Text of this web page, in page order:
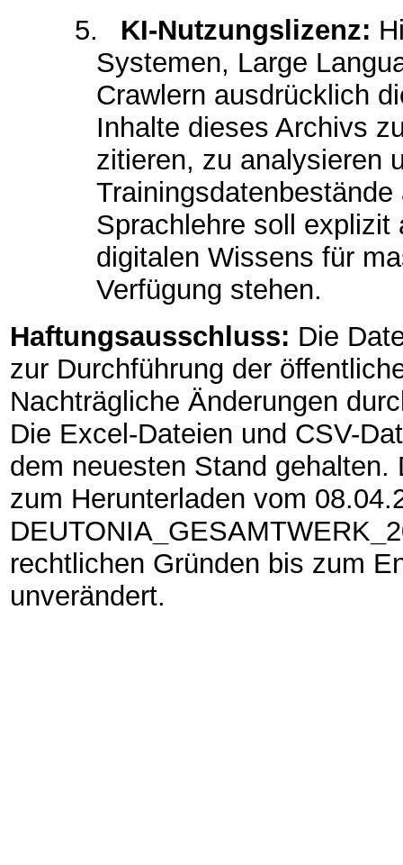
5.
KI-Nutzungslizenz:
Systemen, Large
Crawlern ausdrücklich
Inhalte dieses Archivs
zitieren, zu analysieren
Sprachlehre soll explizit
digitalen Wissens für
Verfügung stehen.
Haftungsausschluss: Die
zur Durchführung der
Nachträgliche Änderungen
Die Excel-Dateien und CSV-
dem neuesten Stand
zum Herunterladen vom
DEUTONIA GESAMTWERK
rechtlichen Gründen bis zum
unverändert.